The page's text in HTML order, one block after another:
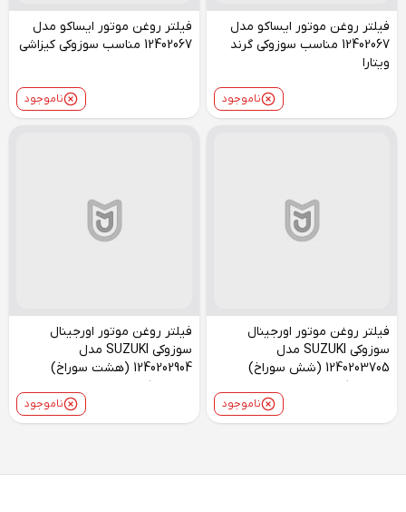
فیلتر روغن موتور ایساکو مدل
12402067 مناسب سوزوکی گرند
ویتارا
ناموجود
فیلتر روغن موتور ایساکو مدل
12402067 مناسب سوزوکی کیزاشی
ناموجود
فیلتر روغن موتور اورجینال
سوزوکی SUZUKI مدل
1240203705 (شش سوراخ)
مناسب کیزاشی
ناموجود
فیلتر روغن موتور اورجینال
سوزوکی SUZUKI مدل
1240202904 (هشت سوراخ)
مناسب کیزاشی
ناموجود